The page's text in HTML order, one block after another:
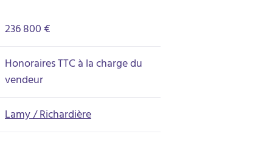
236 800 €
Honoraires TTC à la charge du
vendeur
Lamy / Richardière